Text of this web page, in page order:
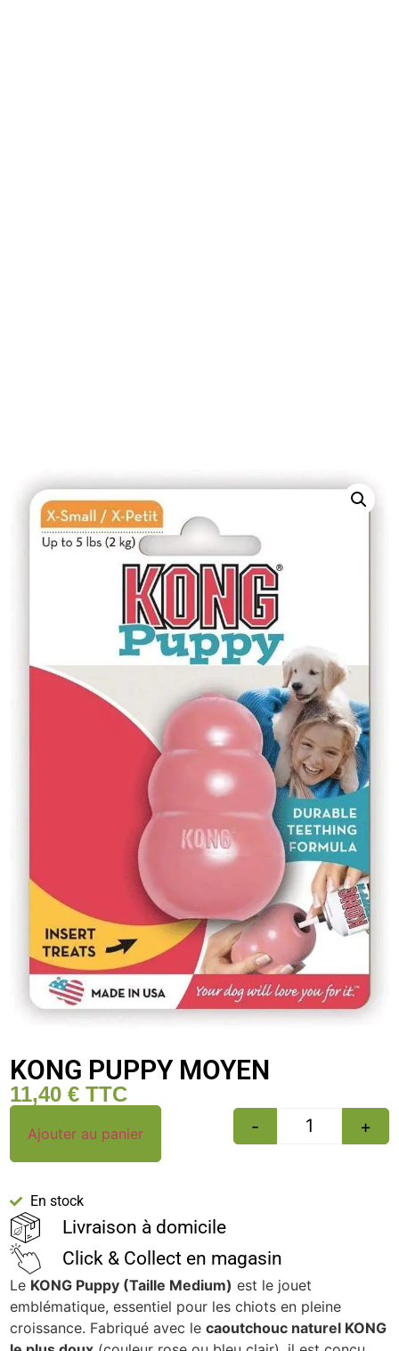
KONG PUPPY MOYEN
11,40€ TTC
- +
Ajouter au panier
En stock
Livraison à domicile
Click & Collect en magasin
Le KONG Puppy (Taille Medium) est le jouet
emblématique, essentiel pour les chiots en pleine
croissance. Fabriqué avec lecaoutchouc naturel KONG